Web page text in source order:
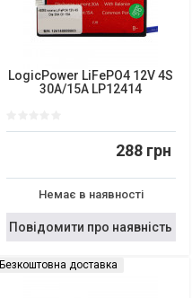
LogicPower LiFePO4 12V 4S
30A/15A LP12414
288 грн
Немає в наявності
Повідомити про наявність
Безкоштовна доставка